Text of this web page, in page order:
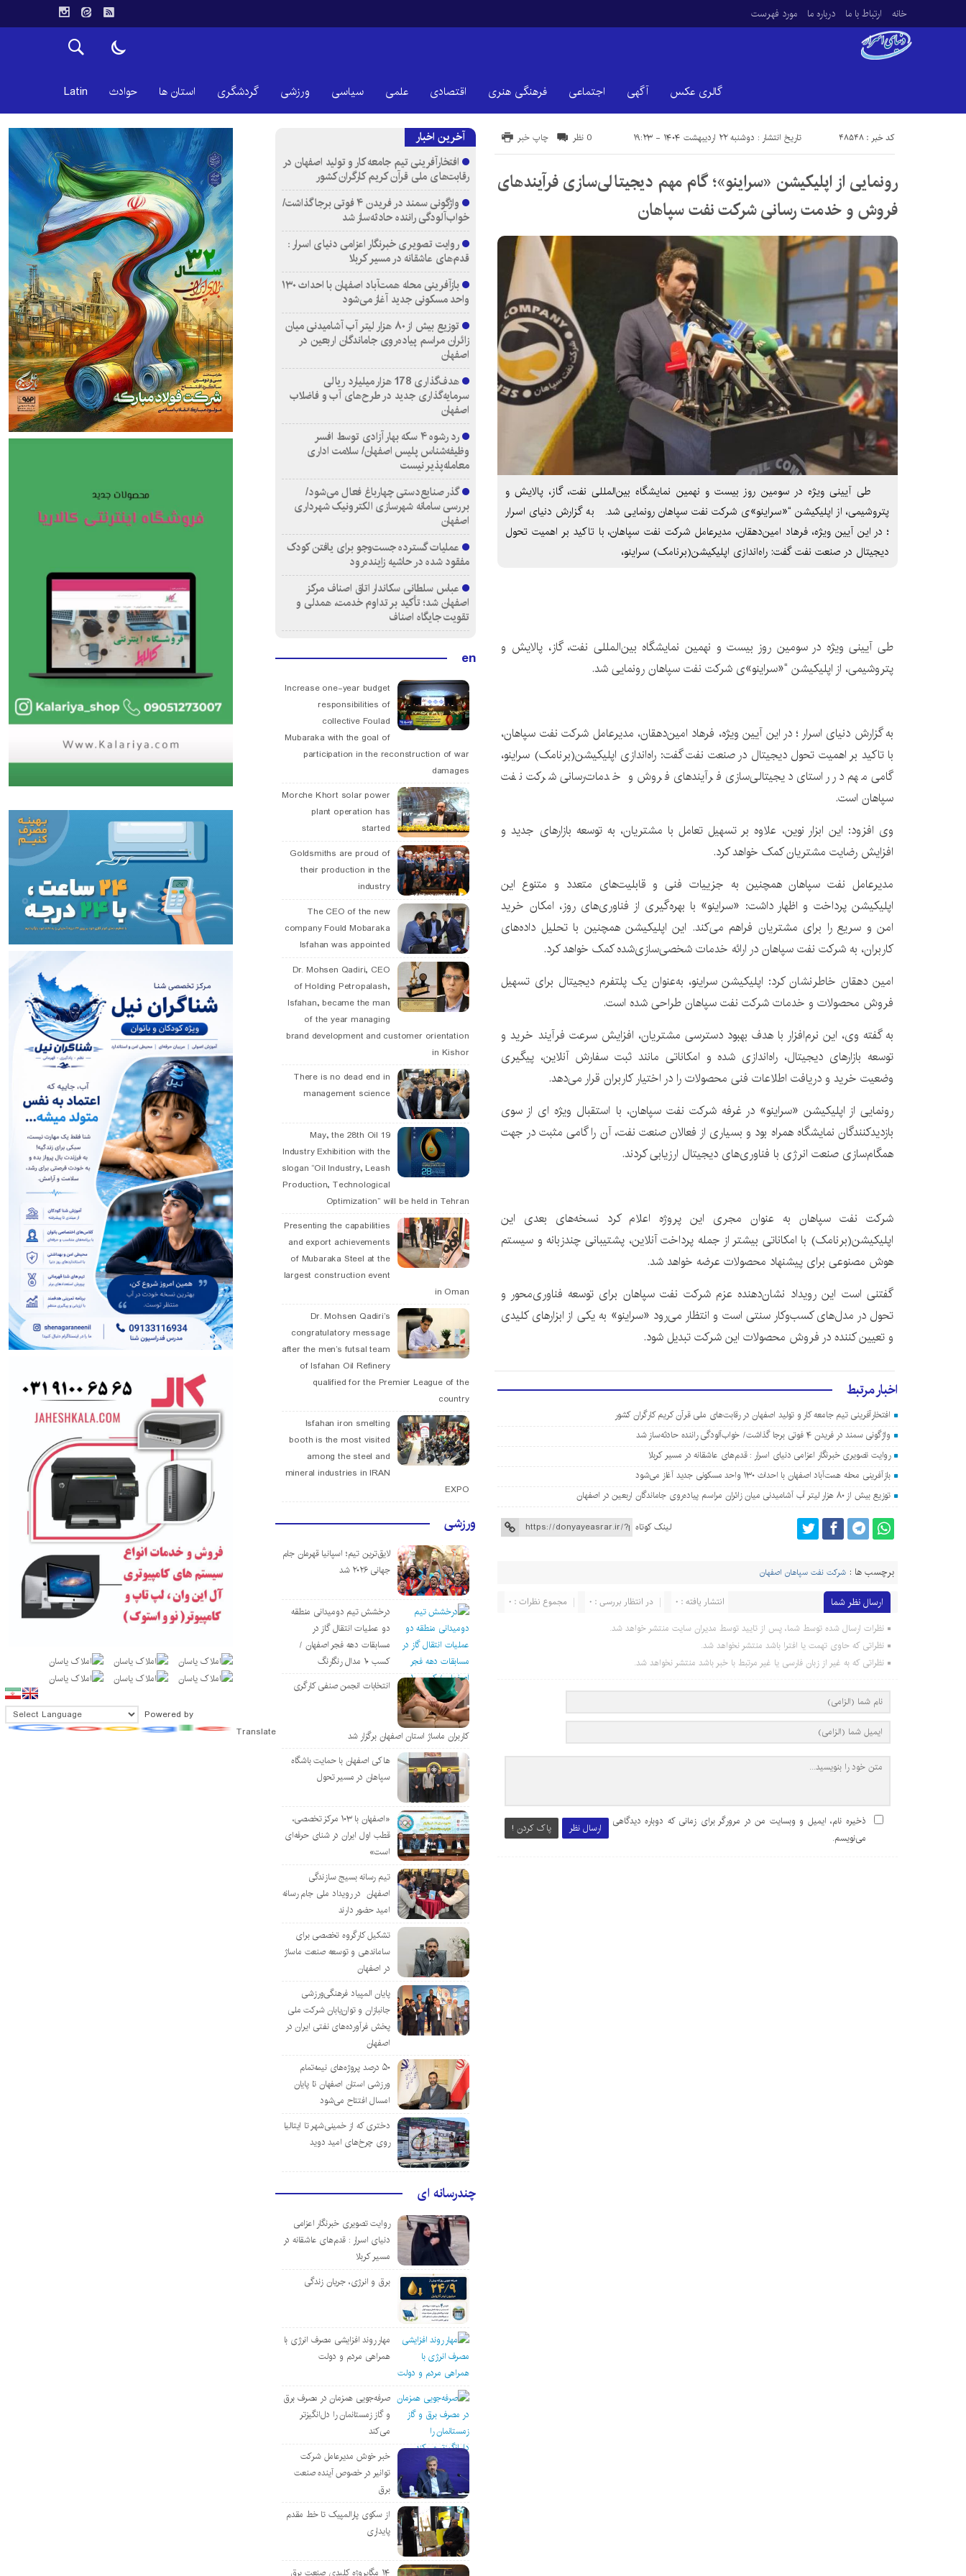
خانه ارتباط با ما درباره ما مورد فهرست
گالری عکس آگهی اجتماعی فرهنگی هنری اقتصادی علمی سیاسی ورزشی گردشگری استان ها حوادث Latin
تاریخ انتشار : دوشنبه ۲۲ اردیبهشت ۱۴۰۴ - ۱۹:۲۳ کد خبر : 48548 چاپ خبر 0 نظر
رونمایی از اپلیکیشن «سراینو»؛ گام مهم دیجیتالی‌سازی فرآیندهای
فروش و خدمت رسانی شرکت نفت سپاهان
طی آیینی ویژه در سومین روز بیست و نهمین نمایشگاه بین‌المللی نفت، گاز، پالایش و
پتروشیمی، از اپلیکیشن “«سراینو»ی شرکت نفت سپاهان رونمایی شد. به گزارش دنیای اسرار
؛ در این آیین ویژه، فرهاد امین‌دهقان، مدیرعامل شرکت نفت سپاهان، با تاکید بر اهمیت تحول
دیجیتال در صنعت نفت گفت: راه‌اندازی اپلیکیشن(برنامک) سراینو،
طی آیینی ویژه در سومین روز بیست و نهمین نمایشگاه بین‌المللی نفت، گاز، پالایش و
پتروشیمی، از اپلیکیشن “«سراینو»ی شرکت نفت سپاهان رونمایی شد.
به گزارش دنیای اسرار ؛ در این آیین ویژه، فرهاد امین‌دهقان، مدیرعامل شرکت نفت سپاهان،
با تاکید بر اهمیت تحول دیجیتال در صنعت نفت گفت: راه‌اندازی اپلیکیشن(برنامک) سراینو،
گامی مهم در راستای دیجیتالی‌سازی فرآیندهای فروش و خدمات‌رسانی شرکت نفت
سپاهان است.
وی افزود: این ابزار نوین، علاوه بر تسهیل تعامل با مشتریان، به توسعه بازارهای جدید و
افزایش رضایت مشتریان کمک خواهد کرد.
مدیرعامل نفت سپاهان همچنین به جزییات فنی و قابلیت‌های متعدد و متنوع این
اپلیکیشن پرداخت و اظهار داشت: «سراینو» با بهره‌گیری از فناوری‌های روز، امکان خرید
امن و سریع را برای مشتریان فراهم می‌کند. این اپلیکیشن همچنین با تحلیل داده‌های
کاربران، به شرکت نفت سپاهان در ارائه خدمات شخصی‌سازی‌شده کمک خواهد کرد.
امین دهقان خاطرنشان کرد: اپلیکیشن سراینو، به‌عنوان یک پلتفرم دیجیتال برای تسهیل
فروش محصولات و خدمات شرکت نفت سپاهان طراحی شده است.
به گفته وی، این نرم‌افزار با هدف بهبود دسترسی مشتریان، افزایش سرعت فرآیند خرید و
توسعه بازارهای دیجیتال، راه‌اندازی شده و امکاناتی مانند ثبت سفارش آنلاین، پیگیری
وضعیت خرید و دریافت اطلاعات فنی محصولات را در اختیار کاربران قرار می‌دهد.
رونمایی از اپلیکیشن «سراینو» در غرفه شرکت نفت سپاهان، با استقبال ویژه ای از سوی
بازدیدکنندگان نمایشگاه همراه بود و بسیاری از فعالان صنعت نفت، آن را گامی مثبت در جهت
همگام‌سازی صنعت انرژی با فناوری‌های دیجیتال ارزیابی کردند.
شرکت نفت سپاهان به عنوان مجری این پروژه اعلام کرد نسخه‌های بعدی این
اپلیکیشن(برنامک) با امکاناتی بیشتر از جمله پرداخت آنلاین، پشتیبانی چندزبانه و سیستم
هوش مصنوعی برای پیشنهاد محصولات عرضه خواهد شد.
گفتنی است این رویداد نشان‌دهنده عزم شرکت نفت سپاهان برای توسعه فناوری‌محور و
تحول در مدل‌های کسب‌وکار سنتی است و انتظار می‌رود «سراینو» به یکی از ابزارهای کلیدی
و تعیین کننده در فروش محصولات این شرکت تبدیل شود.
اخبار مرتبط
افتخارآفرینی تیم جامعه کار و تولید اصفهان در رقابت‌های ملی قرآن کریم کارگران کشور
واژگونی سمند در فریدن ۴ فوتی برجا گذاشت/ خواب‌آلودگی راننده حادثه‌ساز شد
روایت تصویری خبرنگار اعزامی دنیای اسرار : قدم‌های عاشقانه در مسیر کربلا
بازآفرینی محله همت‌آباد اصفهان با احداث ۱۳۰ واحد مسکونی جدید آغاز می‌شود
توزیع بیش از ۸۰ هزار لیتر آب آشامیدنی میان زائران مراسم پیاده‌روی جاماندگان اربعین در اصفهان
لینک کوتاه
برچسب ها : شرکت نفت سپاهان اصفهان
ارسال نظر شما مجموع نظرات : 0 در انتظار بررسی : 0 انتشار یافته : 0
نظرات ارسال شده توسط شما، پس از تایید توسط مدیران سایت منتشر خواهد شد.
نظراتی که حاوی تهمت یا افترا باشد منتشر نخواهد شد.
نظراتی که به غیر از زبان فارسی یا غیر مرتبط با خبر باشد منتشر نخواهد شد.
ارسال نظر پاک کردن !
ذخیره نام، ایمیل و وبسایت من در مرورگر برای زمانی که دوباره دیدگاهی
می‌نویسم.
آخرین اخبار
افتخارآفرینی تیم جامعه کار و تولید اصفهان در
رقابت‌های ملی قرآن کریم کارگران کشور
واژگونی سمند در فریدن ۴ فوتی برجا گذاشت/
خواب‌آلودگی راننده حادثه‌ساز شد
روایت تصویری خبرنگار اعزامی دنیای اسرار :
قدم‌های عاشقانه در مسیر کربلا
بازآفرینی محله همت‌آباد اصفهان با احداث ۱۳۰
واحد مسکونی جدید آغاز می‌شود
توزیع بیش از ۸۰ هزار لیتر آب آشامیدنی میان
زائران مراسم پیاده‌روی جاماندگان اربعین در
اصفهان
هدف‌گذاری 178 هزار میلیارد ریالی
سرمایه‌گذاری جدید در طرح‌های آب و فاضلاب
اصفهان
رد رشوه ۴ سکه بهار آزادی توسط افسر
وظیفه‌شناس پلیس اصفهان/ سلامت اداری
معامله‌پذیر نیست
گذر صنایع‌دستی چهارباغ فعال می‌شود/
بررسی سامانه شهرسازی الکترونیک شهرداری
اصفهان
عملیات گسترده جست‌وجو برای یافتن کودک
مفقود شده در حاشیه زاینده‌رود
عباس سلطانی سکاندار اتاق اصناف مرکز
اصفهان شد؛ تأکید بر تداوم خدمت، همدلی و
تقویت جایگاه اصناف
en
Increase one-year budget
responsibilities of
collective Foulad
Mubaraka with the goal of
participation in the reconstruction of war
damages
Morche Khort solar power
plant operation has
started
Goldsmiths are proud of
their production in the
industry
The CEO of the new
company Fould Mobaraka
Isfahan was appointed
Dr. Mohsen Qadiri, CEO
of Holding Petropalash,
Isfahan, became the man
of the year managing
brand development and customer orientation
in Kishor
There is no dead end in
management science
19 May, the 28th Oil
Industry Exhibition with the
slogan “Oil Industry, Leash
Production, Technological
Optimization” will be held in Tehran
Presenting the capabilities
and export achievements
of Mubaraka Steel at the
largest construction event
in Oman
Dr. Mohsen Qadiri’s
congratulatory message
after the men’s futsal team
of Isfahan Oil Refinery
qualified for the Premier League of the
country
Isfahan iron smelting
booth is the most visited
among the steel and
mineral industries in IRAN
EXPO
ورزشی
لایق‌ترین تیم؛ اسپانیا قهرمان جام
جهانی ۲۰۲۶ شد
درخشش تیم دومیدانی منطقه
دو عملیات انتقال گاز در
مسابقات دهه فجر اصفهان /
کسب ۱۰ مدال رنگارنگ
انتخابات انجمن صنفی کارگری
کاربران ماساژ استان اصفهان برگزار شد
هاکی اصفهان با حمایت باشگاه
سپاهان در مسیر تحول
«اصفهان با ۱۰۳ مرکز تخصصی،
قطب اول ایران در شنای حرفه‌ای
است»
تیم رسانه بسیج سازندگی
اصفهان در رویداد ملی جام رسانه
امید حضور دارند
تشکیل کارگروه تخصصی برای
ساماندهی و توسعه صنعت ماساژ
در اصفهان
پایان المپیاد فرهنگی‌ورزشی
جانبازان و توان‌یابان شرکت ملی
پخش فرآورده‌های نفتی ایران در
اصفهان
۵۰ درصد پروژه‌های نیمه‌تمام
ورزشی استان اصفهان تا پایان
امسال افتتاح می‌شود
دختری که از خمینی‌شهر تا ایتالیا
روی چرخ‌های امید دوید
چندرسانه ای
روایت تصویری خبرنگار اعزامی
دنیای اسرار : قدم‌های عاشقانه در
مسیر کربلا
برق و انرژی، جریان زندگی
مهار روند افزایشی مصرف انرژی با
همراهی مردم و دولت
صرفه‌جویی همزمان در مصرف برق
و گاز زمستانمان را دل‌انگیزتر
می‌کند
خبر خوش مدیرعامل شرکت
توانیر در خصوص آینده صنعت
برق
از سکوی پارالمپیک تا خط مقدم
پایداری
۱۴ مگاپروژه‌ کلیدی صنعت برق
Powered by
Translate